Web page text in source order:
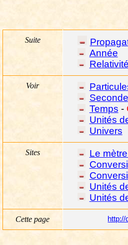
Suite
Année
Voir
Seconde
Temps -
Unités
Univers
Sites
Le
Unités
Unités
Cette page